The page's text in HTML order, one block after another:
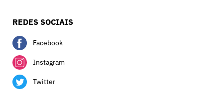
REDES SOCIAIS
Facebook
Instagram
Twitter